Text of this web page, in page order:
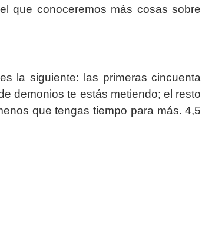
que conoceremos más cosas sobre
la siguiente: las primeras cincuenta
demonios te estás metiendo; el resto
que tengas tiempo para más. 4,5